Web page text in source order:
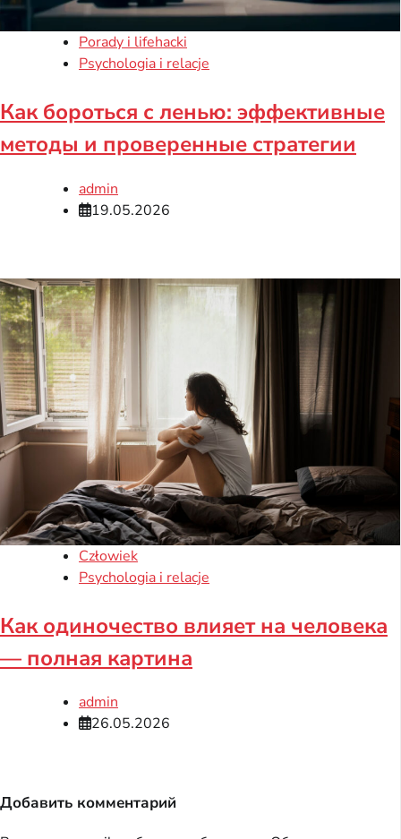
Porady i lifehacki
Psychologia i relacje
Как бороться с ленью: эффективные
методы и проверенные стратегии
admin
19.05.2026
Człowiek
Psychologia i relacje
Как одиночество влияет на человека
— полная картина
admin
26.05.2026
Добавить комментарий